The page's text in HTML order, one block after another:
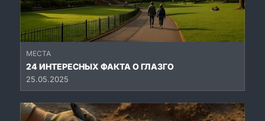
МЕСТА
24 ИНТЕРЕСНЫХ ФАКТА О ГЛАЗГО
25.05.2025